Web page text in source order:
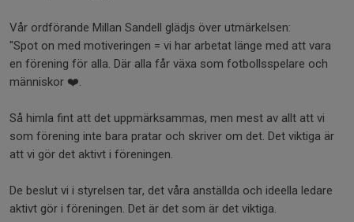
Vår ordförande Millan Sandell glädjs över utmärkelsen:
"Spot on med motiveringen = vi har arbetat länge med att vara
en förening för alla. Där alla får växa som fotbollsspelare och
människor ❤️.
Så himla fint att det uppmärksammas, men mest av allt att vi
som förening inte bara pratar och skriver om det. Det viktiga är
att vi gör det aktivt i föreningen.
De beslut vi i styrelsen tar, det våra anställda och ideella ledare
aktivt gör i föreningen. Det är det som är det viktiga.